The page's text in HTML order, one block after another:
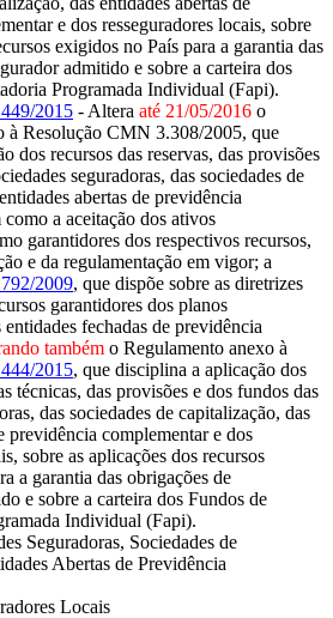
e dos resseguradores locais, sobre
exigidos no País para a garantia das
admitido e sobre a carteira dos
Programada Individual (Fapi).
2015 - Altera até 21/05/2016 o
à Resolução CMN 3.308/2005, que
dos recursos das reservas, das provisões
seguradoras, das sociedades de
abertas de previdência
a aceitação dos ativos
garantidores dos respectivos recursos,
e da regulamentação em vigor; a
2009, que dispõe sobre as diretrizes
garantidores dos planos
fechadas de previdência
também o Regulamento anexo à
2015, que disciplina a aplicação dos
técnicas, das provisões e dos fundos das
das sociedades de capitalização, das
previdência complementar e dos
sobre as aplicações dos recursos
a garantia das obrigações de
e sobre a carteira dos Fundos de
Individual (Fapi).
Seguradoras, Sociedades de
Abertas de Previdência
Locais